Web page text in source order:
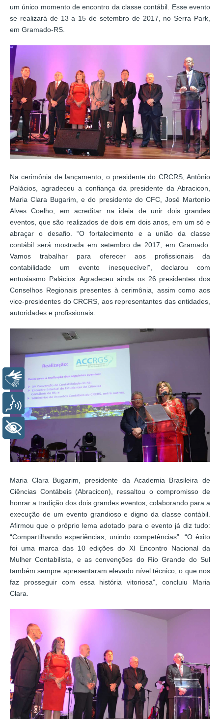
um único momento de encontro da classe contábil. Esse evento
se realizará de 13 a 15 de setembro de 2017, no Serra Park,
em Gramado-RS.
Na cerimônia de lançamento, o presidente do CRCRS, Antônio
Palácios, agradeceu a confiança da presidente da Abracicon,
Maria Clara Bugarim, e do presidente do CFC, José Martonio
Alves Coelho, em acreditar na ideia de unir dois grandes
eventos, que são realizados de dois em dois anos, em um só e
abraçar o desafio. “O fortalecimento e a união da classe
contábil será mostrada em setembro de 2017, em Gramado.
Vamos trabalhar para oferecer aos profissionais da
contabilidade um evento inesquecível”, declarou com
entusiasmo Palácios. Agradeceu ainda os 26 presidentes dos
Conselhos Regionais presentes à cerimônia, assim como aos
vice-presidentes do CRCRS, aos representantes das entidades,
autoridades e profissionais.
Maria Clara Bugarim, presidente da Academia Brasileira de
Ciências Contábeis (Abracicon), ressaltou o compromisso de
honrar a tradição dos dois grandes eventos, colaborando para a
execução de um evento grandioso e digno da classe contábil.
Afirmou que o próprio lema adotado para o evento já diz tudo:
“Compartilhando experiências, unindo competências”. “O êxito
foi uma marca das 10 edições do XI Encontro Nacional da
Mulher Contabilista, e as convenções do Rio Grande do Sul
também sempre apresentaram elevado nível técnico, o que nos
faz prosseguir com essa história vitoriosa”, concluiu Maria
Clara.
Libras